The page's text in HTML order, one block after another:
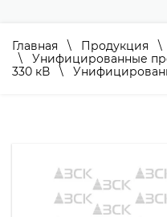
Главная \ Продукция \
\ Унифицированные
330 кВ \